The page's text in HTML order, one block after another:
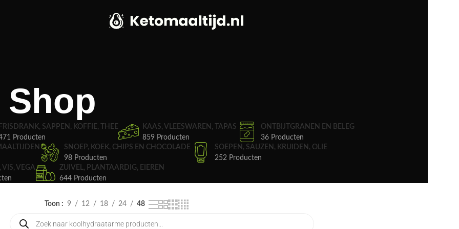
Shop
FRISDRANK, SAPPEN, KOFFIE, THEE
Producten
KAAS, VLEESWAREN, TAPAS
859 Producten
ONTBIJTGRANEN EN BELEG
36 Producten
SNOEP, KOEK, CHIPS EN CHOCOLADE
98 Producten
SOEPEN, SAUZEN, KRUIDEN, OLIE
252 Producten
VIS, VEGA
ZUIVEL, PLANTAARDIG, EIEREN
644 Producten
Toon 9 12 18 24 48